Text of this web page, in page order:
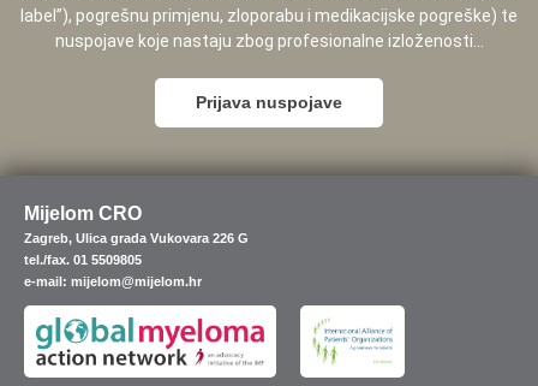
label”), pogrešnu primjenu, zloporabu i medikacijske pogreške) te
nuspojave koje nastaju zbog profesionalne izloženosti...
Prijava nuspojave
Mijelom CRO
Zagreb, Ulica grada Vukovara 226 G
tel./fax. 01 5509805
e-mail: mijelom@mijelom.hr